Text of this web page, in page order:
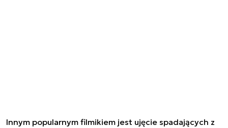
Innym popularnym filmikiem jest ujęcie spadających z